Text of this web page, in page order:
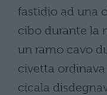
fastidio ad una
cibo durante la
un ramo cavo
civetta
cicala